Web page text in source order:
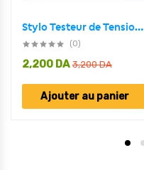
Stylo Testeur de Tension 3en1 Electrique Avec Fil
(0)
3,200DA
2,200 DA
Ajouter au panier